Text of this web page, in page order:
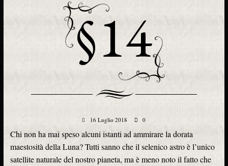
§14
16 Luglio 2018 0
Chi non ha mai speso alcuni istanti ad ammirare la dorata
maestosità della Luna? Tutti sanno che il selenico astro è l’unico
satellite naturale del nostro pianeta, ma è meno noto il fatto che